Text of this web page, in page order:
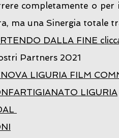
completamente o per
ma una Sinergia totale
DALLA FINE
Partners 2021
LIGURIA FILM
LIGURIA